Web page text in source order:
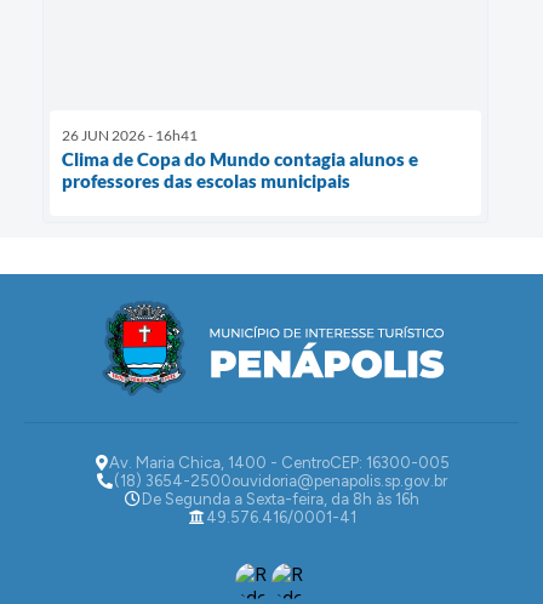
26 JUN 2026 - 16h41
Clima de Copa do Mundo contagia alunos e
professores das escolas municipais
Av. Maria Chica, 1400 - CentroCEP: 16300-005
(18) 3654-2500ouvidoria@penapolis.sp.gov.br
De Segunda a Sexta-feira, da 8h às 16h
49.576.416/0001-41